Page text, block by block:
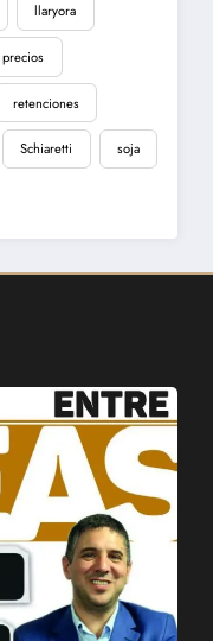
llaryora
precios
retenciones
Schiaretti soja